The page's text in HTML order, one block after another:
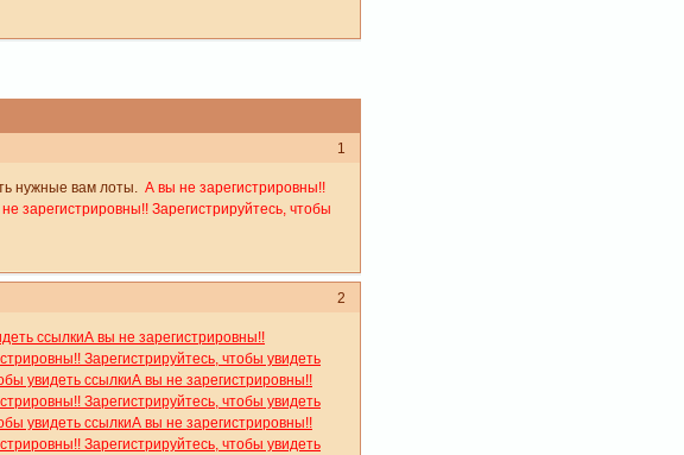
1
нужные вам лоты. А вы не зарегистрировны!!
зарегистрировны!! Зарегистрируйтесь, чтобы
2
ссылкиА вы не зарегистрировны!!
Зарегистрируйтесь, чтобы увидеть
увидеть ссылкиА вы не зарегистрировны!!
Зарегистрируйтесь, чтобы увидеть
увидеть ссылкиА вы не зарегистрировны!!
Зарегистрируйтесь, чтобы увидеть